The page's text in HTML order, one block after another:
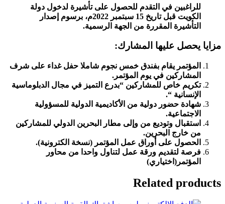
للراغبين في التقدم للحصول على تأشيرة لدخول دولة
الكويت قبل تاريخ 15 سبتمبر 2022م، برسوم إصدار
التأشيرة المقررة من الجهة الرسمية.
مزايا يحصل عليها المشارك:
المؤتمر يقام بفندق خمس نجوم شاملا حفل غداء على شرف
المشاركين في يوم المؤتمر.
تكريم خاص للمشاركين “بدرع التميز في مجال الدبلوماسية
الإنسانية “.
شهادة حضور دولية من الأكاديمية الدولية للمسؤولية
الاجتماعية.
استقبال وتوديع من وإلى مطار البحرين الدولي للمشاركين
من خارج البحرين.
الحصول على أوراق عمل المؤتمر (نسخة الكترونية).
فرصة لتقديم ورقة عمل لتناول واحدا من محاور
المؤتمر(اختياري)
Related products